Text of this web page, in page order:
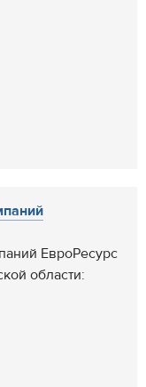
ЕвроРесурс
области: